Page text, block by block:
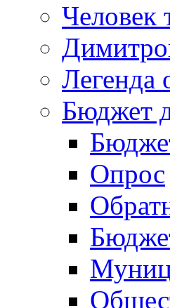
Человек
Бюджет
Опрос